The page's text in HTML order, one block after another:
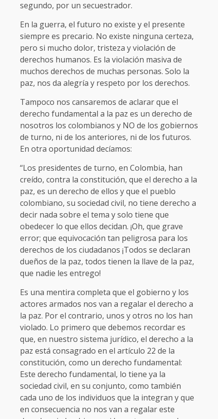
segundo, por un secuestrador.
En la guerra, el futuro no existe y el presente
siempre es precario. No existe ninguna certeza,
pero si mucho dolor, tristeza y violación de
derechos humanos. Es la violación masiva de
muchos derechos de muchas personas. Solo la
paz, nos da alegría y respeto por los derechos.
Tampoco nos cansaremos de aclarar que el
derecho fundamental a la paz es un derecho de
nosotros los colombianos y NO de los gobiernos
de turno, ni de los anteriores, ni de los futuros.
En otra oportunidad decíamos:
“Los presidentes de turno, en Colombia, han
creído, contra la constitución, que el derecho a la
paz, es un derecho de ellos y que el pueblo
colombiano, su sociedad civil, no tiene derecho a
decir nada sobre el tema y solo tiene que
obedecer lo que ellos decidan. ¡Oh, que grave
error; que equivocación tan peligrosa para los
derechos de los ciudadanos ¡Todos se declaran
dueños de la paz, todos tienen la llave de la paz,
que nadie les entrego!
Es una mentira completa que el gobierno y los
actores armados nos van a regalar el derecho a
la paz. Por el contrario, unos y otros no los han
violado. Lo primero que debemos recordar es
que, en nuestro sistema jurídico, el derecho a la
paz está consagrado en el artículo 22 de la
constitución, como un derecho fundamental:
Este derecho fundamental, lo tiene ya la
sociedad civil, en su conjunto, como también
cada uno de los individuos que la integran y que
en consecuencia no nos van a regalar este